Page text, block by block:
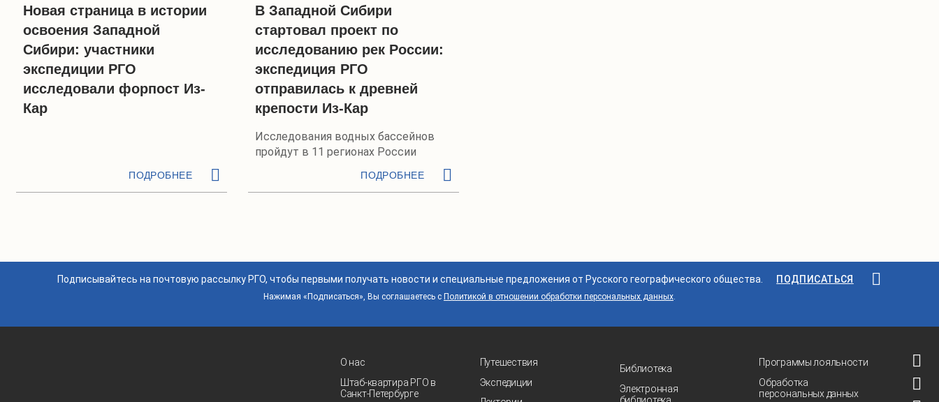
Новая страница в истории
освоения Западной
Сибири: участники
экспедиции РГО
исследовали форпост Из-
Кар
ПОДРОБНЕЕ
В Западной Сибири
стартовал проект по
исследованию рек России:
экспедиция РГО
отправилась к древней
крепости Из-Кар
Исследования водных бассейнов
пройдут в 11 регионах России
ПОДРОБНЕЕ
Подписывайтесь на почтовую рассылку РГО, чтобы первыми получать новости и специальные предложения от Русского географического общества. ПОДПИСАТЬСЯ
Нажимая «Подписаться», Вы соглашаетесь с Политикой в отношении обработки персональных данных.
О нас
Штаб-квартира РГО в
Санкт‑Петербурге
Путешествия
Экспедиции
Библиотека
Электронная
библиотека
Программы лояльности
Обработка
персональных данных